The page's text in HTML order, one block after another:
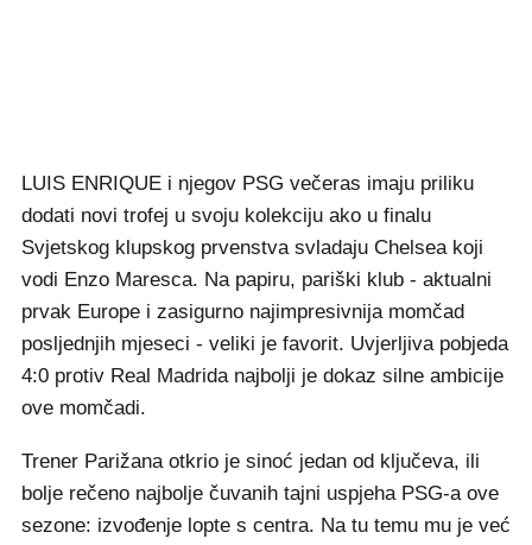
LUIS ENRIQUE i njegov PSG večeras imaju priliku
dodati novi trofej u svoju kolekciju ako u finalu
Svjetskog klupskog prvenstva svladaju Chelsea koji
vodi Enzo Maresca. Na papiru, pariški klub - aktualni
prvak Europe i zasigurno najimpresivnija momčad
posljednjih mjeseci - veliki je favorit. Uvjerljiva pobjeda
4:0 protiv Real Madrida najbolji je dokaz silne ambicije
ove momčadi.
Trener Parižana otkrio je sinoć jedan od ključeva, ili
bolje rečeno najbolje čuvanih tajni uspjeha PSG-a ove
sezone: izvođenje lopte s centra. Na tu temu mu je već